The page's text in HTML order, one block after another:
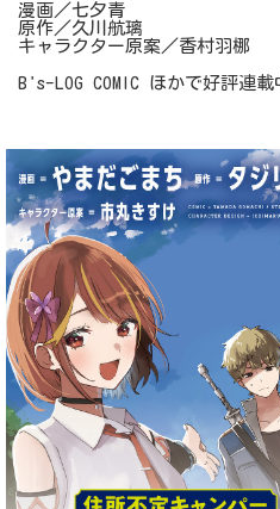
漫画／七夕青
原作／久川航璃
キャラクター原案／香村羽梛
B's-LOG COMIC ほかで好評連載